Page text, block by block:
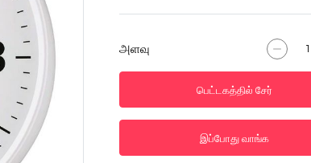
அளவு
பெட்டகத்தில் சேர்
இப்போது வாங்க